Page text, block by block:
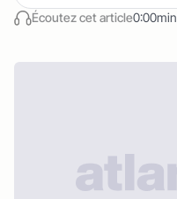
Écoutez cet article0:00min